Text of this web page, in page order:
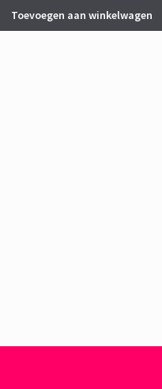
Toevoegen aan winkelwagen